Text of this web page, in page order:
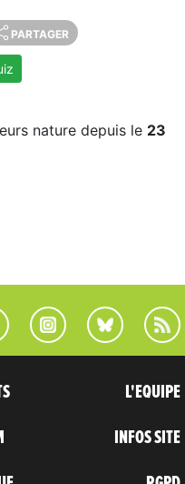
PARTAGER
nature depuis le 23
L'EQUIPE
INFOS SITE